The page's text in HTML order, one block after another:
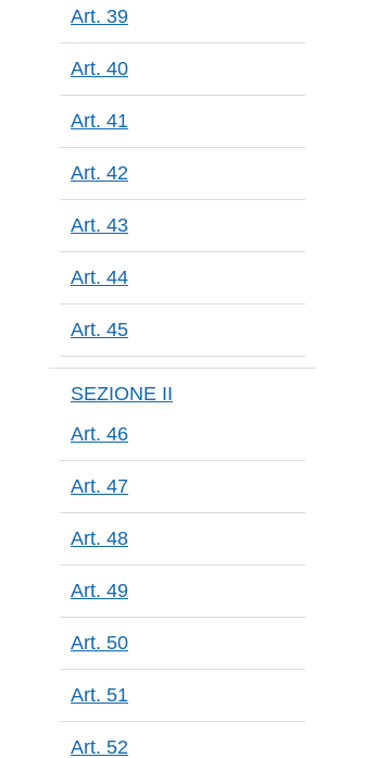
Art. 39
Art. 40
Art. 41
Art. 42
Art. 43
Art. 44
Art. 45
SEZIONE II
Art. 46
Art. 47
Art. 48
Art. 49
Art. 50
Art. 51
Art. 52